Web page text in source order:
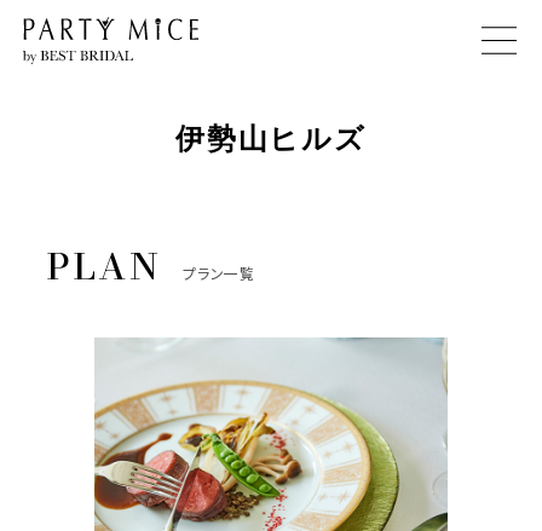
伊勢山ヒルズ
プラン一覧